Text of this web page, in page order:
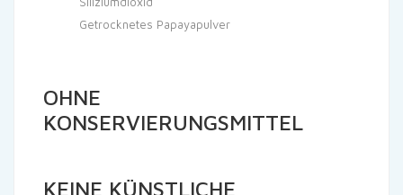
Getrocknetes Papayapulver
OHNE
KONSERVIERUNGSMITTEL
KEINE KÜNSTLICHE